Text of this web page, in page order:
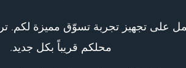
على تجهيز تجربة تسوّق مميزة لكم.
محلكم قريباً بكل جديد.